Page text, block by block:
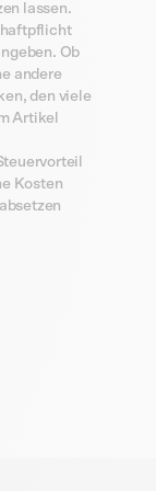
lassen.
Ob
andere
den viele
Artikel
Kosten